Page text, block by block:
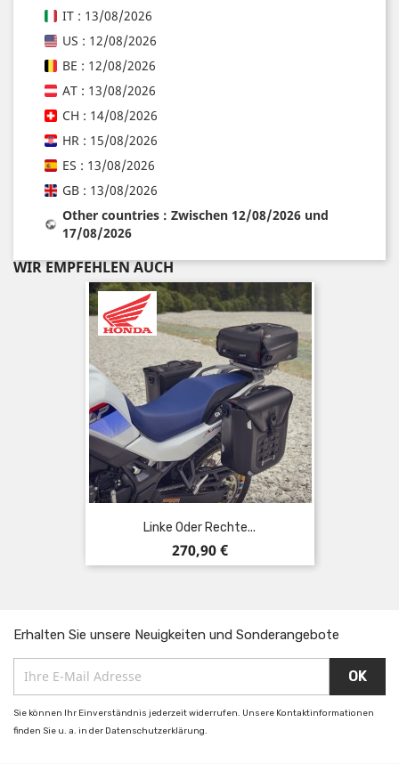
IT : 13/08/2026
US : 12/08/2026
BE : 12/08/2026
AT : 13/08/2026
CH : 14/08/2026
HR : 15/08/2026
ES : 13/08/2026
GB : 13/08/2026
Other countries : Zwischen 12/08/2026 und
17/08/2026
WIR EMPFEHLEN AUCH
Linke Oder Rechte...
Preis
270,90 €
Erhalten Sie unsere Neuigkeiten und Sonderangebote
Sie können Ihr Einverständnis jederzeit widerrufen. Unsere Kontaktinformationen
finden Sie u. a. in der Datenschutzerklärung.